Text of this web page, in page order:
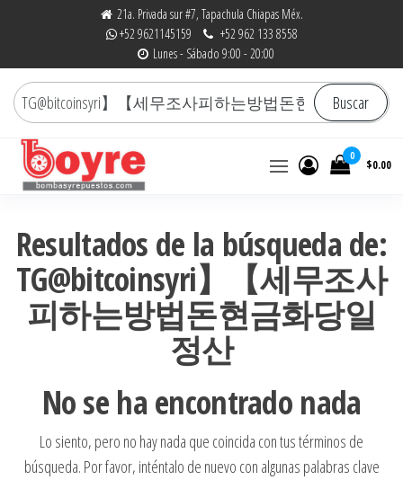
21a. Privada sur #7, Tapachula Chiapas Méx.
+52 9621145159
+52 962 133 8558
Lunes - Sábado 9:00 - 20:00
Buscar
por:
Buscar
|
RefaccionariaRuiz.com
0
$0.00
Resultados de la búsqueda de:
TG@bitcoinsyri】【세무조사
피하는방법돈현금화당일
정산
No se ha encontrado nada
Lo siento, pero no hay nada que coincida con tus términos de
búsqueda. Por favor, inténtalo de nuevo con algunas palabras clave